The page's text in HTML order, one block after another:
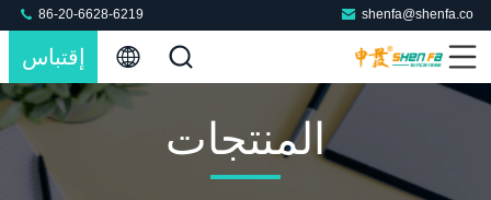
shenfa@shenfa.co
86-20-6628-6219
إقتباس
المنتجات